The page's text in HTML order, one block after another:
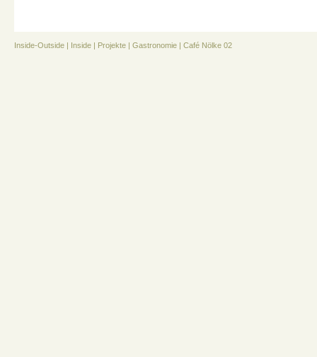
Inside-Outside | Inside | Projekte | Gastronomie | Café Nölke 02